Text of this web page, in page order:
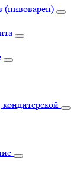
(пивоварен)